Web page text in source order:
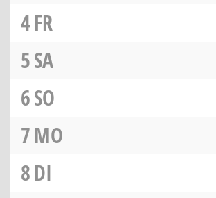
4FR
5SA
6SO
7MO
8DI